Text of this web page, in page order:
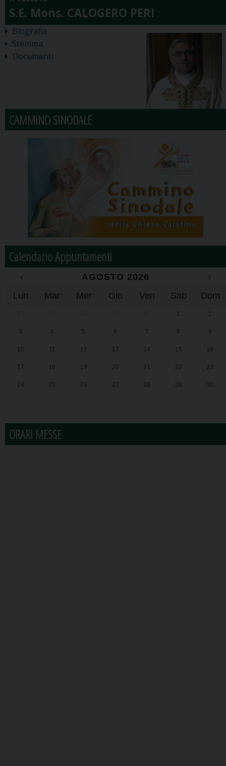
Biografia
Stemma
Documenti
CAMMINO SINODALE
Calendario Appuntamenti
‹ AGOSTO 2026
›
Lun
Mar Mer Gio Ven Sab Dom
1 2
3 4 5 6 7 8 9
10 11 12 13 14 15 16
17 18 19 20 21 22 23
24 25 26 27 28 29 30
ORARI MESSE